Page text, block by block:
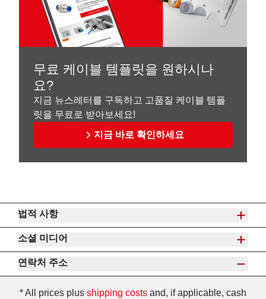
무료 케이블 템플릿을 원하시나
요?
지금 뉴스레터를 구독하고 고품질 케이블 템플
릿을 무료로 받아보세요!
지금 바로 확인하세요
법적 사항
소셜 미디어
연락처 주소
* All prices plus shipping costs and, if applicable, cash